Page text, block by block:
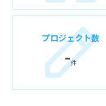
プロジェクト数
-件